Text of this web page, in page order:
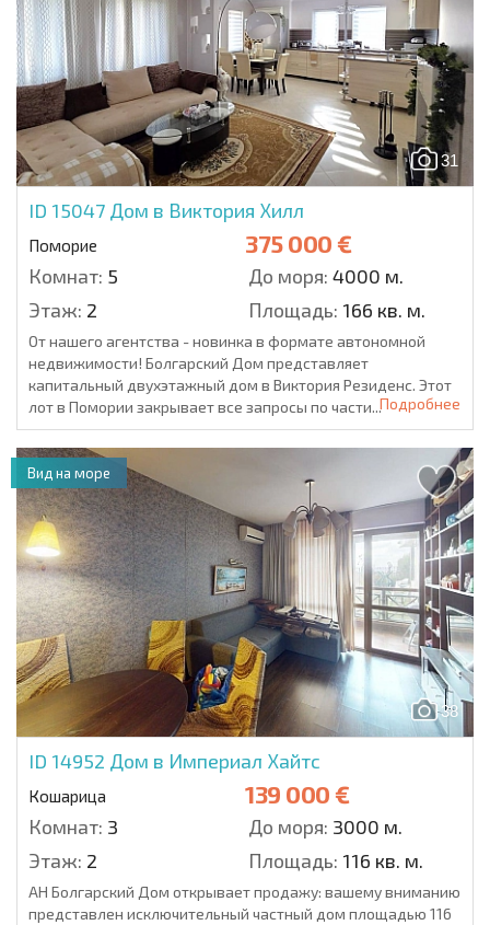
31
ID 15047 Дом в Виктория Хилл
Поморие 375 000 €
Комнат: 5 До моря: 4000 м.
Этаж: 2 Площадь: 166 кв. м.
От нашего агентства - новинка в формате автономной
недвижимости! Болгарский Дом представляет
капитальный двухэтажный дом в Виктория Резиденс. Этот
лот в Помории закрывает все запросы по части...Подробнее
38
ID 14952 Дом в Империал Хайтс
Кошарица 139 000 €
Комнат: 3 До моря: 3000 м.
Этаж: 2 Площадь: 116 кв. м.
Вид на море
АН Болгарский Дом открывает продажу: вашему вниманию
представлен исключительный частный дом площадью 116